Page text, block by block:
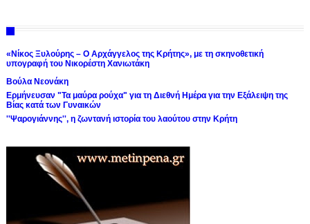
«Νίκος Ξυλούρης – Ο Αρχάγγελος της Κρήτης», με τη σκηνοθετική
υπογραφή του Νικορέστη Χανιωτάκη
Βούλα Νεονάκη
Ερμήνευσαν "Τα μαύρα ρούχα" για τη Διεθνή Ημέρα για την Εξάλειψη της
Βίας κατά των Γυναικών
''Ψαρογιάννης'', η ζωντανή ιστορία του λαούτου στην Κρήτη